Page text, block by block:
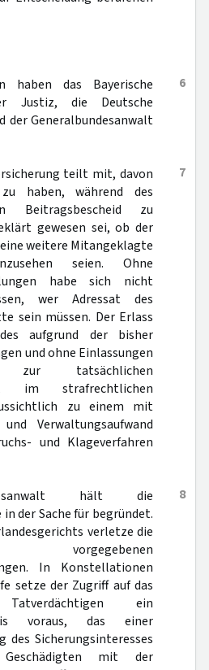
6
haben das Bayerische
Justiz, die Deutsche
der Generalbundesanwalt
7
teilt mit, davon
haben, während des
Beitragsbescheid zu
gewesen sei, ob der
weitere Mitangeklagte
seien. Ohne
habe sich nicht
wer Adressat des
sein müssen. Der Erlass
aufgrund der bisher
und ohne Einlassungen
tatsächlichen
im strafrechtlichen
zu einem mit
Verwaltungsaufwand
und Klageverfahren
8
hält die
der Sache für begründet.
verletze die
vorgegebenen
In Konstellationen
setze der Zugriff auf das
ein
voraus, das einer
des Sicherungsinteresses
mit der